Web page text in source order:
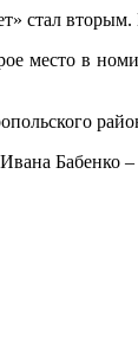
стал
место в
Бабенко